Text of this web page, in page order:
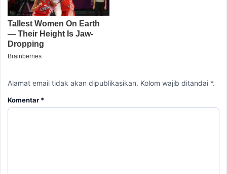
Alamat email tidak akan dipublikasikan. Kolom wajib ditandai *.
Komentar *